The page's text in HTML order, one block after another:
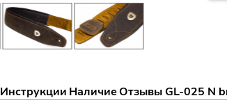
Инструкции НаличиеОтзывы GL-025 N